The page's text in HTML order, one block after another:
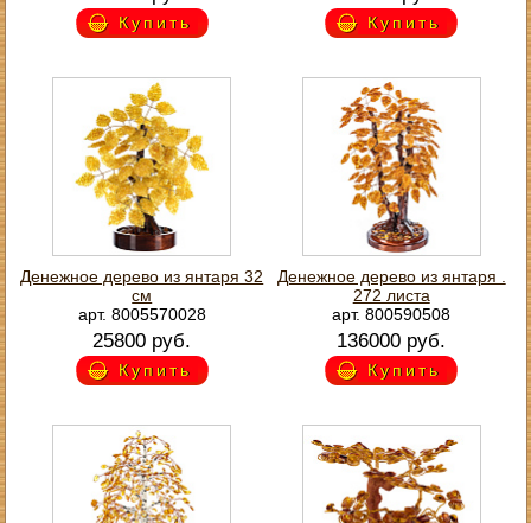
Купить Купить
Денежное дерево из янтаря 32
см
арт. 8005570028
25800 руб.
Купить
Денежное дерево из янтаря .
272 листа
арт. 800590508
136000 руб.
Купить